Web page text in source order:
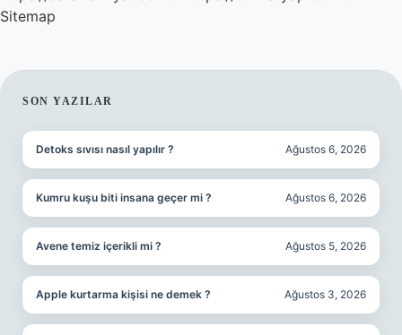
Sitemap
SIDEBAR
SON YAZILAR
Detoks sıvısı nasıl yapılır ? Ağustos 6, 2026
Kumru kuşu biti insana geçer mi ? Ağustos 6, 2026
Avene temiz içerikli mi ? Ağustos 5, 2026
Apple kurtarma kişisi ne demek ? Ağustos 3, 2026